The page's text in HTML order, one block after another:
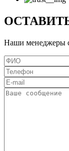
Наши менеджеры